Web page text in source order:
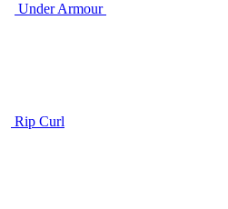
Under Armour
Rip Curl